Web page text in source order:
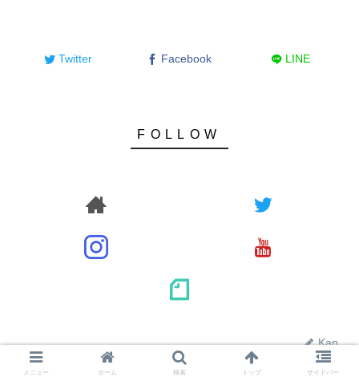
Twitter Facebook LINE
Kan
メニュー ホーム 検索 トップ サイドバー